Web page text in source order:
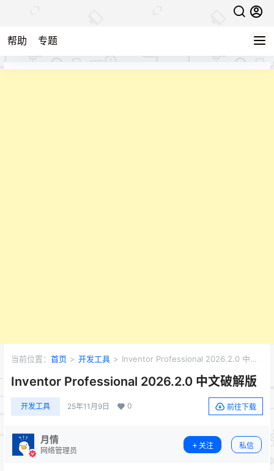
帮助 专题
当前位置： 首页 > 开发工具 > Inventor Professional 2026.2.0 中文
Inventor Professional 2026.2.0 中文破解版
开发工具 25年11月9日 0 前往下载
月情
网络管理员
关注 私信